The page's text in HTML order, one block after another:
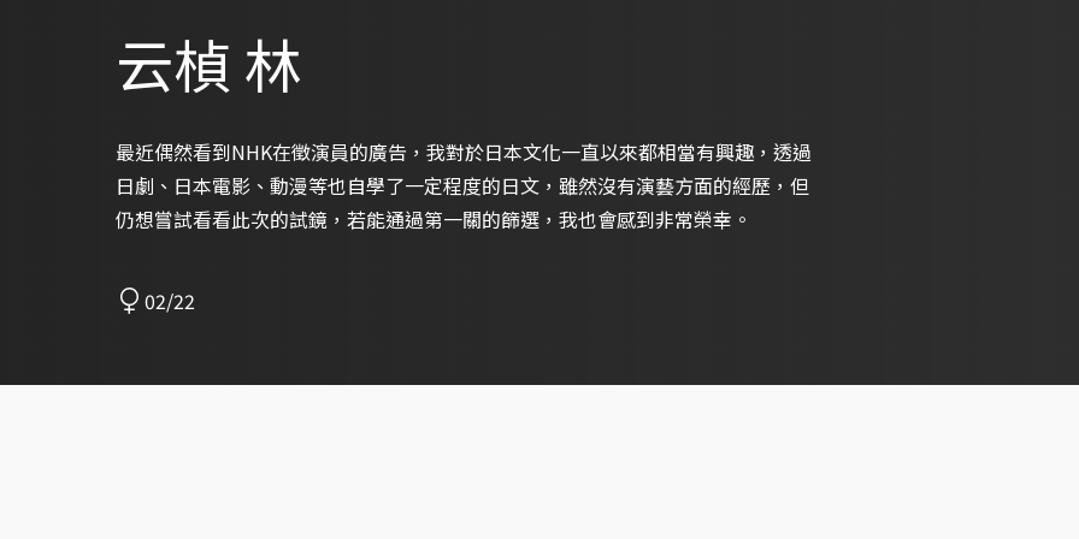
云楨 林
最近偶然看到NHK在徵演員的廣告，我對於日本文化一直以來都相當有興趣，透過
日劇、日本電影、動漫等也自學了一定程度的日文，雖然沒有演藝方面的經歷，但
仍想嘗試看看此次的試鏡，若能通過第一關的篩選，我也會感到非常榮幸。
02/22